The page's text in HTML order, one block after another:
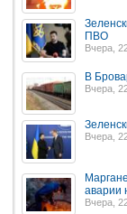
ПВО
Вчера,
В
Вчера,
Вчера,
аварии
Вчера,